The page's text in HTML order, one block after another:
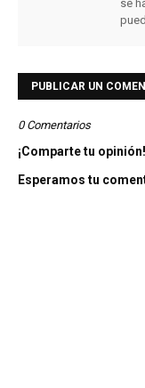
se
PUBLICAR UN
0 Comentarios
¡Comparte tu opinión!
Esperamos tu